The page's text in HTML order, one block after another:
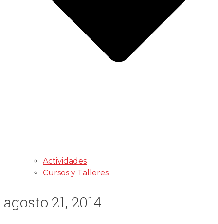
Actividades
Cursos y Talleres
agosto 21, 2014